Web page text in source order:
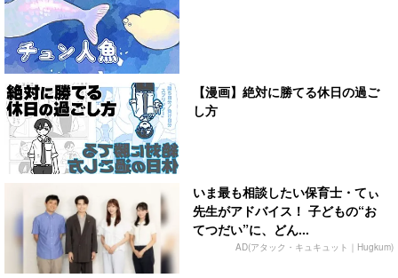
【漫画】絶対に勝てる休日の過ご
し方
いま最も相談したい保育士・てぃ
先生がアドバイス！ 子どもの“お
てつだい”に、どん...
AD(アタック・キュキュット｜Hugkum)